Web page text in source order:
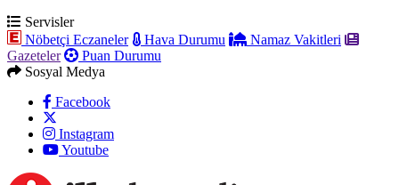
Servisler
Nöbetçi Eczaneler
Hava Durumu
Namaz Vakitleri
Gazeteler
Puan Durumu
Sosyal Medya
Facebook
Instagram
Youtube